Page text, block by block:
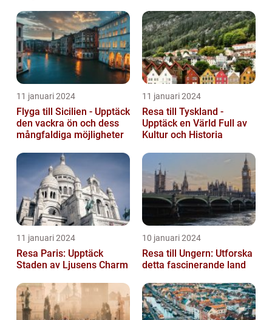
11 januari 2024
Flyga till Sicilien - Upptäck
den vackra ön och dess
mångfaldiga möjligheter
11 januari 2024
Resa till Tyskland -
Upptäck en Värld Full av
Kultur och Historia
11 januari 2024
Resa Paris: Upptäck
Staden av Ljusens Charm
10 januari 2024
Resa till Ungern: Utforska
detta fascinerande land